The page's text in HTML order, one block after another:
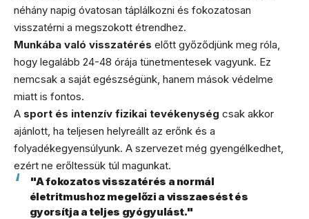
néhány napig óvatosan táplálkozni és fokozatosan
visszatérni a megszokott étrendhez.
Munkába való visszatérés előtt győződjünk meg róla,
hogy legalább 24-48 órája tünetmentesek vagyunk. Ez
nemcsak a saját egészségünk, hanem mások védelme
miatt is fontos.
A sport és intenzív fizikai tevékenység csak akkor
ajánlott, ha teljesen helyreállt az erőnk és a
folyadékegyensúlyunk. A szervezet még gyengélkedhet,
ezért ne erőltessük túl magunkat.
"A fokozatos visszatérés a normál
életritmushoz megelőzi a visszaesést és
gyorsítja a teljes gyógyulást."